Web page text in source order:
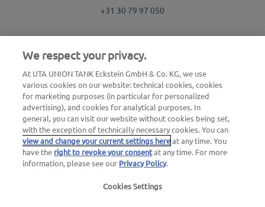
+31 30 79 97 050
À propos d'UTA Edenred
Blog
Mentions légales|Politique de confidentialité |
We respect your privacy.
At UTA UNION TANK Eckstein GmbH & Co. KG, we use
various cookies on our website: technical cookies, cookies
for marketing purposes (in particular for personalized
advertising), and cookies for analytical purposes. In
general, you can visit our website without cookies being set,
with the exception of technically necessary cookies. You can
view and change your current settings hereat any time. You
have the right to revoke your consentat any time. For more
information, please see our Privacy Policy.
Cookies Settings